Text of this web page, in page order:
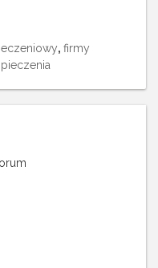
, firmy